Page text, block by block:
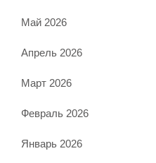
Май 2026
Апрель 2026
Март 2026
Февраль 2026
Январь 2026